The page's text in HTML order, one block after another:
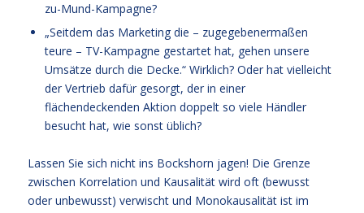
zu-Mund-Kampagne?
„Seitdem das Marketing die – zugegebenermaßen
teure – TV-Kampagne gestartet hat, gehen unsere
Umsätze durch die Decke.“ Wirklich? Oder hat vielleicht
der Vertrieb dafür gesorgt, der in einer
flächendeckenden Aktion doppelt so viele Händler
besucht hat, wie sonst üblich?
Lassen Sie sich nicht ins Bockshorn jagen! Die Grenze
zwischen Korrelation und Kausalität wird oft (bewusst
oder unbewusst) verwischt und Monokausalität ist im